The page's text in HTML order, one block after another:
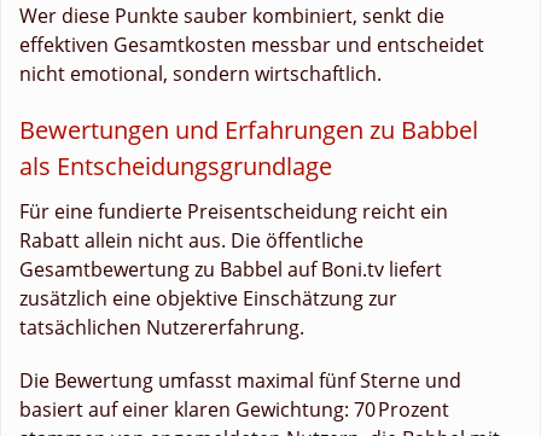
Wer diese Punkte sauber kombiniert, senkt die
effektiven Gesamtkosten messbar und entscheidet
nicht emotional, sondern wirtschaftlich.
Bewertungen und Erfahrungen zu Babbel
als Entscheidungsgrundlage
Für eine fundierte Preisentscheidung reicht ein
Rabatt allein nicht aus. Die öffentliche
Gesamtbewertung zu Babbel auf Boni.tv liefert
zusätzlich eine objektive Einschätzung zur
tatsächlichen Nutzererfahrung.
Die Bewertung umfasst maximal fünf Sterne und
basiert auf einer klaren Gewichtung: 70 Prozent